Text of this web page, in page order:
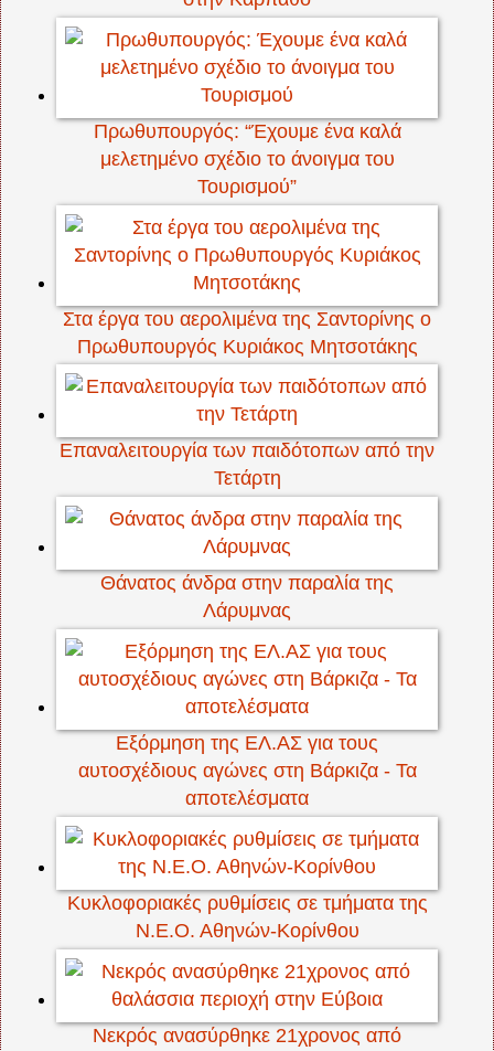
Πρωθυπουργός: “Έχουμε ένα καλά
μελετημένο σχέδιο το άνοιγμα του
Τουρισμού”
Στα έργα του αερολιμένα της Σαντορίνης ο
Πρωθυπουργός Κυριάκος Μητσοτάκης
Επαναλειτουργία των παιδότοπων από την
Τετάρτη
Θάνατος άνδρα στην παραλία της
Λάρυμνας
Εξόρμηση της ΕΛ.ΑΣ για τους
αυτοσχέδιους αγώνες στη Βάρκιζα - Τα
αποτελέσματα
Κυκλοφοριακές ρυθμίσεις σε τμήματα της
Ν.Ε.Ο. Αθηνών-Κορίνθου
Νεκρός ανασύρθηκε 21χρονος από